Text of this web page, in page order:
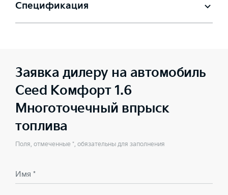
Спецификация
Заявка дилеру на автомобиль
Ceed Комфорт 1.6
Многоточечный впрыск
топлива
Поля, отмеченные *, обязательны для заполнения
Имя *